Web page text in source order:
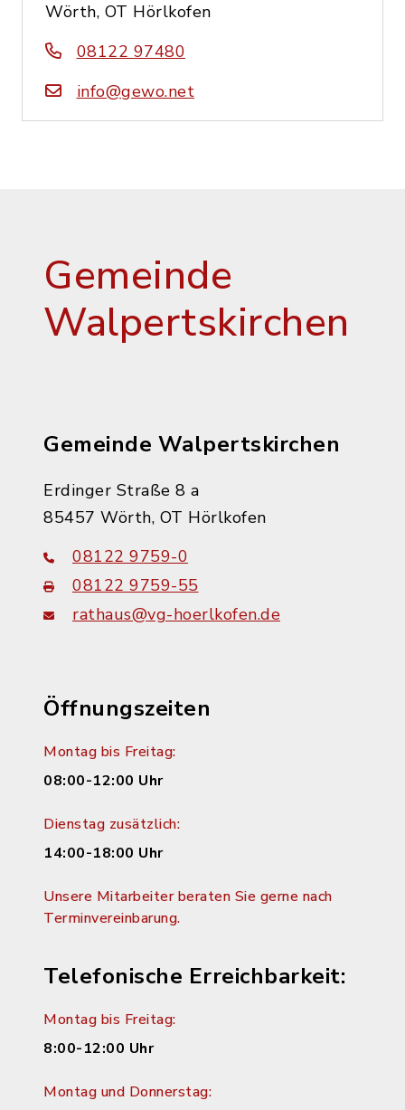
Wörth, OT Hörlkofen
08122 97480
info@gewo.net
Gemeinde
Walpertskirchen
Gemeinde Walpertskirchen
Erdinger Straße 8 a
85457 Wörth, OT Hörlkofen
08122 9759-0
08122 9759-55
rathaus@vg-hoerlkofen.de
Öffnungszeiten
Montag bis Freitag:
08:00-12:00 Uhr
Dienstag zusätzlich:
14:00-18:00 Uhr
Unsere Mitarbeiter beraten Sie gerne nach
Terminvereinbarung.
Telefonische Erreichbarkeit:
Montag bis Freitag:
8:00-12:00 Uhr
Montag und Donnerstag: